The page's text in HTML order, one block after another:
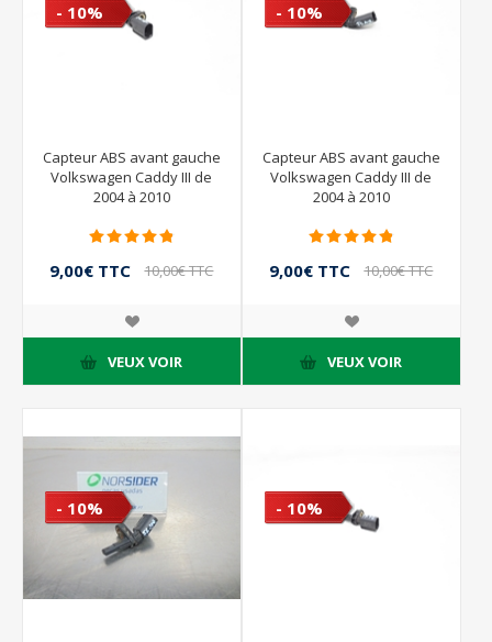
- 10%
Capteur ABS avant gauche
Volkswagen Caddy III de
2004 à 2010
9,00€ TTC 10,00€ TTC
VEUX VOIR
- 10%
Capteur ABS avant gauche
Volkswagen Caddy III de
2004 à 2010
9,00€ TTC 10,00€ TTC
VEUX VOIR
- 10% - 10%